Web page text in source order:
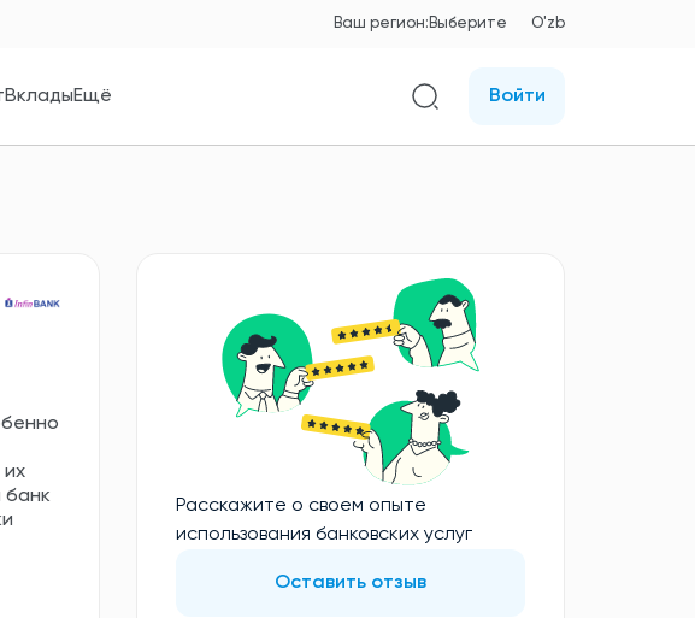
Ваш регион: Выберите O'zb
ВкладыЕщё Войти
банк
Расскажите о своем опыте
использования банковских услуг
Оставить отзыв